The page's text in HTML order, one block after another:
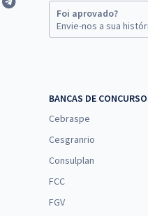
Foi aprovado?
Envie-nos a sua
BANCAS DE
Cebraspe
Cesgranrio
Consulplan
FCC
FGV